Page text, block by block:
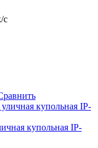
с
купольная IP-